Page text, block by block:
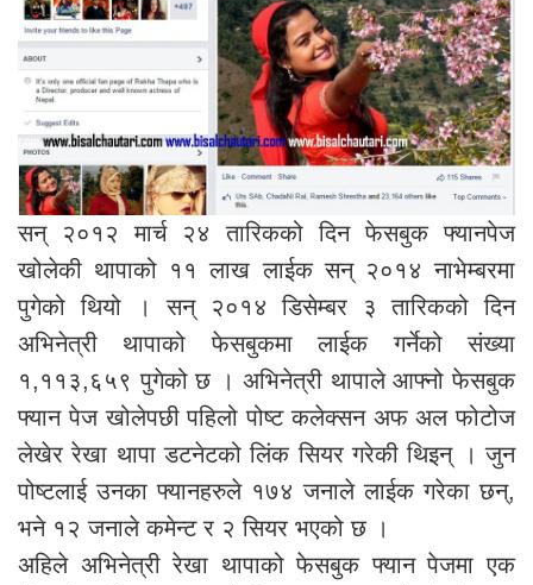
सन् २०१२ मार्च २४ तारिकको दिन फेसबुक फ्यानपेज
खोलेकी थापाको ११ लाख लाईक सन् २०१४ नाभेम्बरमा
पुगेको थियो । सन् २०१४ डिसेम्बर ३ तारिकको दिन
अभिनेत्री थापाको फेसबुकमा लाईक गर्नेको संख्या
१,११३,६५९ पुगेको छ । अभिनेत्री थापाले आफ्नो फेसबुक
फ्यान पेज खोलेपछी पहिलो पोष्ट कलेक्सन अफ अल फोटोज
लेखेर रेखा थापा डटनेटको लिंक सियर गरेकी थिइन् । जुन
पोष्टलाई उनका फ्यानहरुले १७४ जनाले लाईक गरेका छन्,
भने १२ जनाले कमेन्ट र २ सियर भएको छ ।
अहिले अभिनेत्री रेखा थापाको फेसबुक फ्यान पेजमा एक